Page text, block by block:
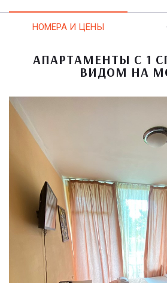
НОМЕРА И ЦЕНЫ
АПАРТАМЕНТЫ С 1
ВИДОМ НА